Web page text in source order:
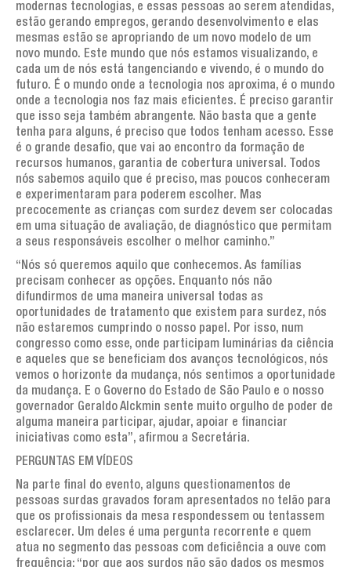
modernas tecnologias, e essas pessoas ao serem atendidas,
estão gerando empregos, gerando desenvolvimento e elas
mesmas estão se apropriando de um novo modelo de um
novo mundo. Este mundo que nós estamos visualizando, e
cada um de nós está tangenciando e vivendo, é o mundo do
futuro. É o mundo onde a tecnologia nos aproxima, é o mundo
onde a tecnologia nos faz mais eficientes. É preciso garantir
que isso seja também abrangente. Não basta que a gente
tenha para alguns, é preciso que todos tenham acesso. Esse
é o grande desafio, que vai ao encontro da formação de
recursos humanos, garantia de cobertura universal. Todos
nós sabemos aquilo que é preciso, mas poucos conheceram
e experimentaram para poderem escolher. Mas
precocemente as crianças com surdez devem ser colocadas
em uma situação de avaliação, de diagnóstico que permitam
a seus responsáveis escolher o melhor caminho.”
“Nós só queremos aquilo que conhecemos. As famílias
precisam conhecer as opções. Enquanto nós não
difundirmos de uma maneira universal todas as
oportunidades de tratamento que existem para surdez, nós
não estaremos cumprindo o nosso papel. Por isso, num
congresso como esse, onde participam luminárias da ciência
e aqueles que se beneficiam dos avanços tecnológicos, nós
vemos o horizonte da mudança, nós sentimos a oportunidade
da mudança. E o Governo do Estado de São Paulo e o nosso
governador Geraldo Alckmin sente muito orgulho de poder de
alguma maneira participar, ajudar, apoiar e financiar
iniciativas como esta”, afirmou a Secretária.
PERGUNTAS EM VÍDEOS
Na parte final do evento, alguns questionamentos de
pessoas surdas gravados foram apresentados no telão para
que os profissionais da mesa respondessem ou tentassem
esclarecer. Um deles é uma pergunta recorrente e quem
atua no segmento das pessoas com deficiência a ouve com
frequência: “por que aos surdos não são dados os mesmos